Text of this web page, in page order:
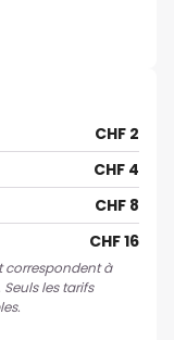
CHF 2
CHF 4
CHF 8
CHF 16
correspondent à
les tarifs